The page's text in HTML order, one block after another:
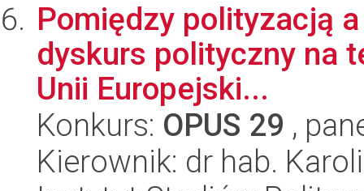
Pomiędzy polityzacją
dyskurs polityczny na
Unii Europejski...
Konkurs: OPUS 29 ,
Kierownik: dr hab.